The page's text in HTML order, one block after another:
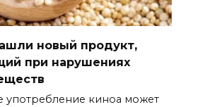
новый продукт,
при нарушениях
употребление киноа может